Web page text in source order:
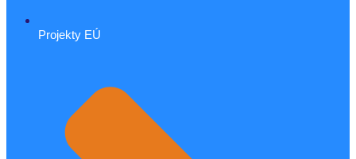
Projekty EÚ